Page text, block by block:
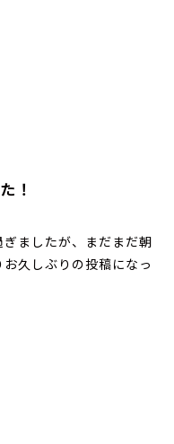
！
ましたが、まだまだ朝
久しぶりの投稿になっ